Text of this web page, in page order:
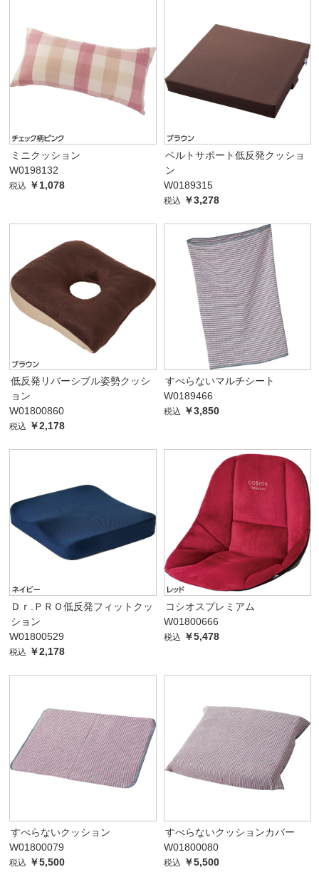
ミニクッション
W0198132
税込 ￥1,078
ベルトサポート低反発クッショ
ン
W0189315
税込 ￥3,278
低反発リバーシブル姿勢クッシ
ョン
W01800860
税込 ￥2,178
すべらないマルチシート
W0189466
税込 ￥3,850
Ｄｒ.ＰＲＯ低反発フィットクッ
ション
W01800529
税込 ￥2,178
コシオスプレミアム
W01800666
税込 ￥5,478
すべらないクッション
W01800079
税込 ￥5,500
すべらないクッションカバー
W01800080
税込 ￥5,500